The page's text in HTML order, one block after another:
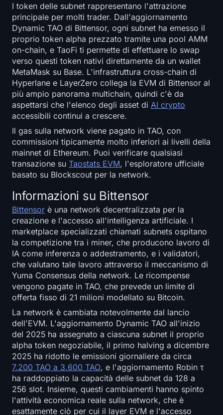
I token delle subnet rappresentano l'attrazione
principale per molti trader. Dall'aggiornamento
Dynamic TAO di Bittensor, ogni subnet ha emesso il
proprio token alpha prezzato tramite una pool AMM
on-chain, e TaoFi ti permette di effettuare lo swap
verso questi token nativi direttamente da un wallet
MetaMask su Base. L'infrastruttura cross-chain di
Hyperlane e LayerZero collega la EVM di Bittensor al
più ampio panorama multichain, quindi c'è da
aspettarsi che l'elenco degli asset di AI crypto
accessibili continui a crescere.
Il gas sulla network viene pagato in TAO, con
commissioni tipicamente molto inferiori ai livelli della
mainnet di Ethereum. Puoi verificare qualsiasi
transazione su Taostats EVM, l'esploratore ufficiale
basato su Blockscout per la network.
Informazioni su Bittensor
Bittensor è una network decentralizzata per la
creazione e l'accesso all'intelligenza artificiale. I
marketplace specializzati chiamati subnets ospitano
la competizione tra i miner, che producono lavoro di
IA come inferenza o addestramento, e i validatori,
che valutano tale lavoro attraverso il meccanismo di
Yuma Consensus della network. Le ricompense
vengono pagate in TAO, che prevede un limite di
offerta fisso di 21 milioni modellato su Bitcoin.
La network è cambiata notevolmente dal lancio
dell'EVM. L'aggiornamento Dynamic TAO all'inizio
del 2025 ha assegnato a ciascuna subnet il proprio
alpha token negoziabile, il primo halving a dicembre
2025 ha ridotto le emissioni giornaliere da circa
7.200 TAO a 3.600 TAO, e l'aggiornamento Robin τ
ha raddoppiato la capacità delle subnet da 128 a
256 slot. Insieme, questi cambiamenti hanno spinto
l'attività economica reale sulla network, che è
esattamente ciò per cui il layer EVM e l'accesso